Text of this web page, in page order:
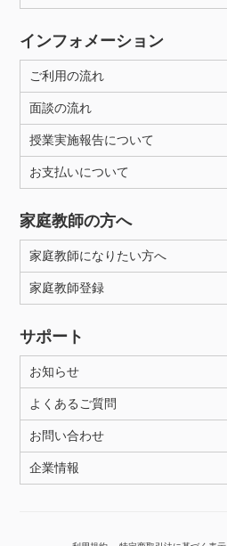
距離：15km以内
年齢：18-101歳
インフォメーション
ご利用の流れ
面談の流れ
授業実施報告について
お支払いについて
家庭教師の方へ
家庭教師になりたい方へ
家庭教師登録
サポート
お知らせ
よくあるご質問
お問い合わせ
企業情報